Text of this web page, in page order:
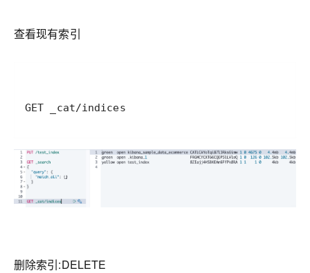
查看现有索引
GET _cat/indices
删除索引:DELETE